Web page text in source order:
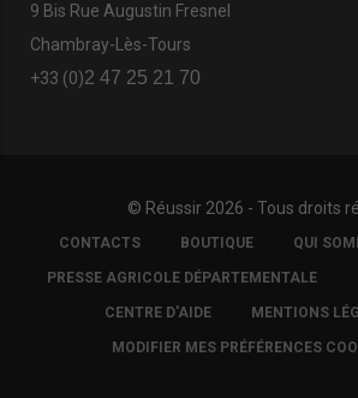
9 Bis Rue Augustin Fresnel
Chambray-Lès-Tours
+33 (0)2 47 25 21 70
© Réussir 2026 - Tous droits
FOOTER
COPYRIGHT
CONTACTS BOUTIQUE QUI
PRESSE AGRICOLE DÉPARTEMENTALE
CENTRE D'AIDE MENTIONS
MODIFIER MES PRÉFÉRENCES